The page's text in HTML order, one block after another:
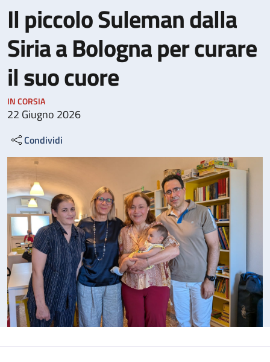
Il piccolo Suleman dalla
Siria a Bologna per curare
il suo cuore
IN CORSIA
22 Giugno 2026
Condividi